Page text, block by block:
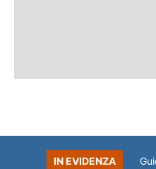
IN EVIDENZA